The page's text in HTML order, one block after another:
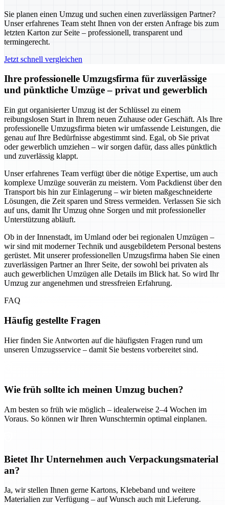
Sie planen einen Umzug und suchen einen zuverlässigen Partner?
Unser erfahrenes Team steht Ihnen von der ersten Anfrage bis zum
letzten Karton zur Seite – professionell, transparent und
termingerecht.
Jetzt schnell vergleichen
Ihre professionelle Umzugsfirma für zuverlässige
und pünktliche Umzüge – privat und gewerblich
Ein gut organisierter Umzug ist der Schlüssel zu einem
reibungslosen Start in Ihrem neuen Zuhause oder Geschäft. Als Ihre
professionelle Umzugsfirma bieten wir umfassende Leistungen, die
genau auf Ihre Bedürfnisse abgestimmt sind. Egal, ob Sie privat
oder gewerblich umziehen – wir sorgen dafür, dass alles pünktlich
und zuverlässig klappt.
Unser erfahrenes Team verfügt über die nötige Expertise, um auch
komplexe Umzüge souverän zu meistern. Vom Packdienst über den
Transport bis hin zur Einlagerung – wir bieten maßgeschneiderte
Lösungen, die Zeit sparen und Stress vermeiden. Verlassen Sie sich
auf uns, damit Ihr Umzug ohne Sorgen und mit professioneller
Unterstützung abläuft.
Ob in der Innenstadt, im Umland oder bei regionalen Umzügen –
wir sind mit moderner Technik und ausgebildetem Personal bestens
gerüstet. Mit unserer professionellen Umzugsfirma haben Sie einen
zuverlässigen Partner an Ihrer Seite, der sowohl bei privaten als
auch gewerblichen Umzügen alle Details im Blick hat. So wird Ihr
Umzug zur angenehmen und stressfreien Erfahrung.
FAQ
Häufig gestellte Fragen
Hier finden Sie Antworten auf die häufigsten Fragen rund um
unseren Umzugsservice – damit Sie bestens vorbereitet sind.
Wie früh sollte ich meinen Umzug buchen?
Am besten so früh wie möglich – idealerweise 2–4 Wochen im
Voraus. So können wir Ihren Wunschtermin optimal einplanen.
Bietet Ihr Unternehmen auch Verpackungsmaterial
an?
Ja, wir stellen Ihnen gerne Kartons, Klebeband und weitere
Materialien zur Verfügung – auf Wunsch auch mit Lieferung.